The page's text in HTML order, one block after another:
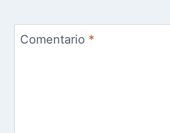
Comentario *